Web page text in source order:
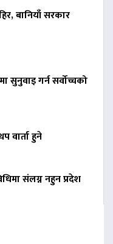
बानियाँ सरकार
गर्न सर्वोच्चको
वार्ता हुने
संलग्न नहुन प्रदेश